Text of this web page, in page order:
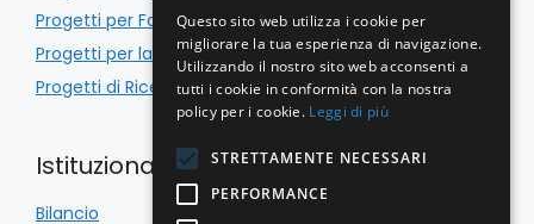
Progetti per Famiglie
Progetti per la Scuola
Progetti di Ricerca
Istituzionale
Bilancio
Questo sito web utilizza i cookie per
migliorare la tua esperienza di navigazione.
Utilizzando il nostro sito web acconsenti a
tutti i cookie in conformità con la nostra
policy per i cookie. Leggi di più
STRETTAMENTE NECESSARI
PERFORMANCE